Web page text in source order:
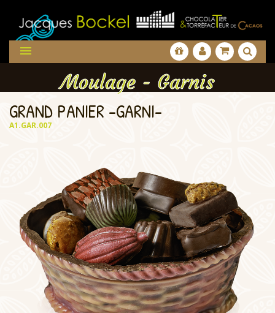

Moulage - Garnis
GRAND PANIER -GARNI-
A1.GAR.007